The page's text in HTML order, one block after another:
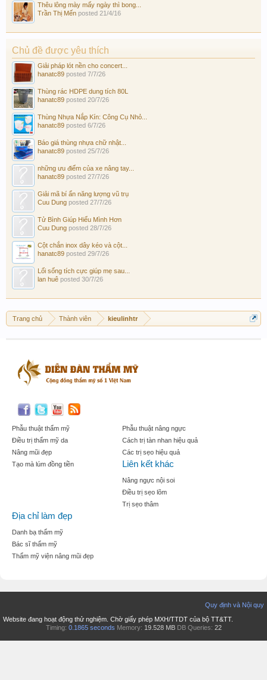
Thêu lông mày mấy ngày thì bong...
Trần Thị Mến posted 21/4/16
Chủ đề được yêu thích
Giải pháp lót nền cho concert...
hanatc89 posted 7/7/26
Thùng rác HDPE dung tích 80L
hanatc89 posted 20/7/26
Thùng Nhựa Nắp Kín: Công Cụ Nhỏ...
hanatc89 posted 6/7/26
Báo giá thùng nhựa chữ nhật...
hanatc89 posted 25/7/26
những ưu điểm của xe nâng tay...
hanatc89 posted 27/7/26
Giải mã bí ẩn năng lượng vũ trụ
Cuu Dung posted 27/7/26
Tử Bình Giúp Hiểu Mình Hơn
Cuu Dung posted 28/7/26
Cột chắn inox dây kéo và cột...
hanatc89 posted 29/7/26
Lối sống tích cực giúp mẹ sau...
lan huê posted 30/7/26
Trang chủ Thành viên kieulinhtr
Phẫu thuật thẩm mỹ
Điều trị thẩm mỹ da
Nâng mũi đẹp
Tạo mà lúm đồng tiền
Phẫu thuật nâng ngực
Cách trị tàn nhan hiệu quả
Các trị sẹo hiệu quả
Liên kết khác
Nâng ngực nội soi
Điều trị sẹo lõm
Trị sẹo thâm
Địa chỉ làm đẹp
Danh bạ thẩm mỹ
Bác sĩ thẩm mỹ
Thẩm mỹ viện nâng mũi đẹp
Quy định và Nội quy
Website đang hoạt động thử nghiệm. Chờ giấy phép MXH/TTDT của bộ TT&TT.
Timing: 0.1865 seconds Memory: 19.528 MB DB Queries: 22